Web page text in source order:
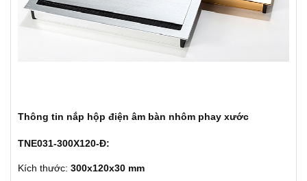
Thông tin nắp hộp điện âm bàn nhôm phay xước
TNE031-300X120-Đ:
Kích thước: 300x120x30 mm